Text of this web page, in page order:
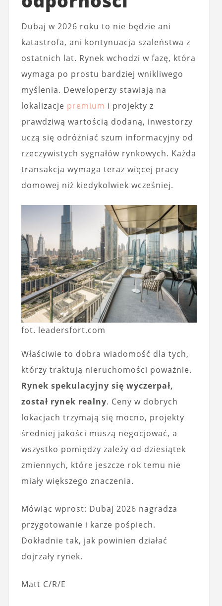
Dubaj w 2026 roku to nie będzie ani
katastrofa, ani kontynuacja szaleństwa z
ostatnich lat. Rynek wchodzi w fazę, która
wymaga po prostu bardziej wnikliwego
myślenia. Deweloperzy stawiają na
lokalizacje premium i projekty z
prawdziwą wartością dodaną, inwestorzy
uczą się odróżniać szum informacyjny od
rzeczywistych sygnałów rynkowych. Każda
transakcja wymaga teraz więcej pracy
domowej niż kiedykolwiek wcześniej.
fot. leadersfort.com
Właściwie to dobra wiadomość dla tych,
którzy traktują nieruchomości poważnie.
Rynek spekulacyjny się wyczerpał,
został rynek realny. Ceny w dobrych
lokacjach trzymają się mocno, projekty
średniej jakości muszą negocjować, a
wszystko pomiędzy zależy od dziesiątek
zmiennych, które jeszcze rok temu nie
miały większego znaczenia.
Mówiąc wprost: Dubaj 2026 nagradza
przygotowanie i karze pośpiech.
Dokładnie tak, jak powinien działać
dojrzały rynek.
Matt C/R/E